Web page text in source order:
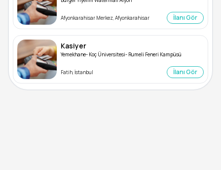
Afyonkarahisar Merkez, Afyonkarahisar İlanı Gör
Kasiyer
Yemekhane- Koç Üniversitesi- Rumeli Feneri Kampüsü
Fatih, İstanbul İlanı Gör